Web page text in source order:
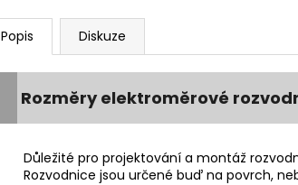
Popis Diskuze
Rozměry elektroměrové
Důležité pro projektování a montáž
Rozvodnice jsou určené buď na povrch,